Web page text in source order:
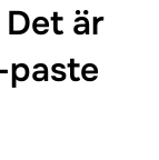
Det är
paste